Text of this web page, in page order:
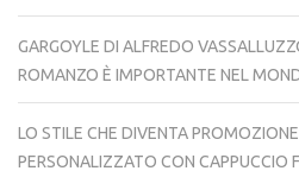
GARGOYLE DI ALFREDO
ROMANZO È IMPORTANTE NEL
LO STILE CHE DIVENTA
PERSONALIZZATO CON CAPPUCCIO